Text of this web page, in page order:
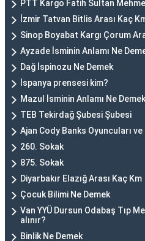
PTT Kargo Fatih Sultan
İzmir Tatvan Bitlis Arası Kaç
Sinop Boyabat Kargı Çorum
Ayzade İsminin Anlamı Ne
Dağ İspinozu Ne Demek
İspanya prensesi kim?
Mazul İsminin Anlamı Ne
TEB Tekirdağ Şubesi Şubesi
Ajan Cody Banks Oyuncuları
260. Sokak
875. Sokak
Diyarbakır Elazığ Arası Kaç Km
Çocuk Bilimi Ne Demek
Van YYÜ Dursun Odabaş Tıp
alınır?
Binlik Ne Demek